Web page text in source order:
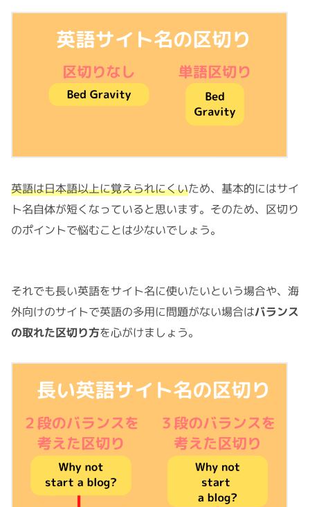
英語は日本語以上に覚えられにくいため、基本的にはサイ
ト名自体が短くなっていると思います。そのため、区切り
のポイントで悩むことは少ないでしょう。
それでも長い英語をサイト名に使いたいという場合や、海
外向けのサイトで英語の多用に問題がない場合はバランス
の取れた区切り方を心がけましょう。